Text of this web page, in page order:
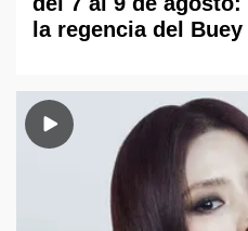
la regencia del